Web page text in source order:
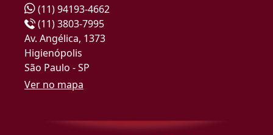
(11) 94193-4662
(11) 3803-7995
Av. Angélica, 1373
Higienópolis
São Paulo - SP
Ver no mapa